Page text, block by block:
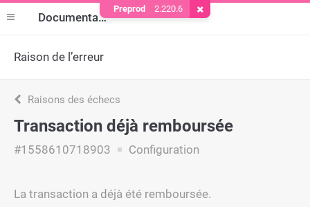
Documentation
Raison de l’erreur
Raisons des échecs
Transaction déjà remboursée
#1558610718903 Configuration
La transaction a déjà été remboursée.
Preprod 2.220.6 Supprimer le cookie